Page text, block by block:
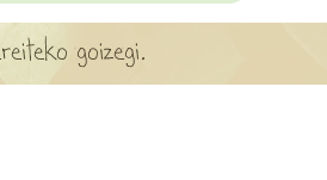
LAGUN
goizegi.